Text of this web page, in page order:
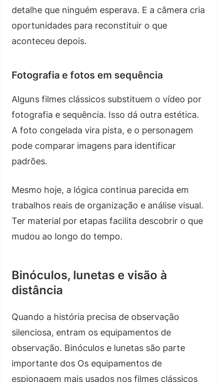
detalhe que ninguém esperava. E a câmera cria
oportunidades para reconstituir o que
aconteceu depois.
Fotografia e fotos em sequência
Alguns filmes clássicos substituem o vídeo por
fotografia e sequência. Isso dá outra estética.
A foto congelada vira pista, e o personagem
pode comparar imagens para identificar
padrões.
Mesmo hoje, a lógica continua parecida em
trabalhos reais de organização e análise visual.
Ter material por etapas facilita descobrir o que
mudou ao longo do tempo.
Binóculos, lunetas e visão à
distância
Quando a história precisa de observação
silenciosa, entram os equipamentos de
observação. Binóculos e lunetas são parte
importante dos Os equipamentos de
espionagem mais usados nos filmes clássicos